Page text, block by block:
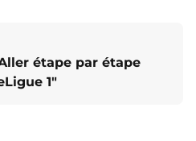
étape par étape
1"